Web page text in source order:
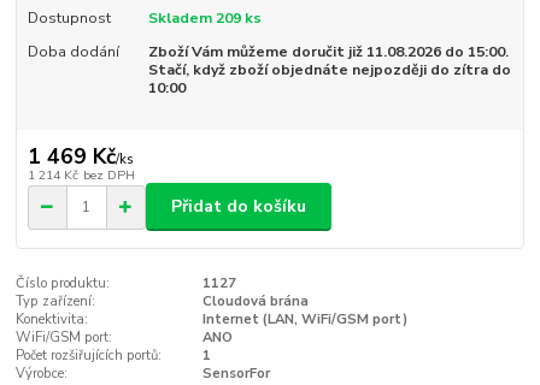
Dostupnost
Skladem 209 ks
Doba dodání
Zboží Vám můžeme doručit již 11.08.2026 do 15:00.
Stačí, když zboží objednáte nejpozději do zítra do
10:00
1 469 Kč/ks
1 214 Kč bez DPH
Přidat do košíku
Číslo produktu:
1127
Typ zařízení:
Cloudová brána
Konektivita:
Internet (LAN, WiFi/GSM port)
WiFi/GSM port:
ANO
Počet rozšiřujících portů:
1
Výrobce:
SensorFor